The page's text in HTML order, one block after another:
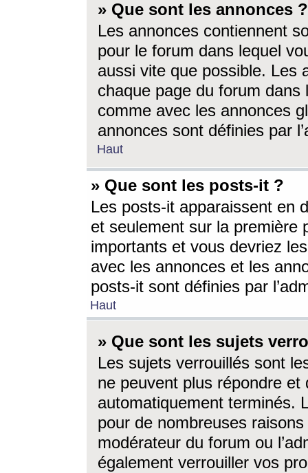
» Que sont les annonces ?
Les annonces contiennent
pour le forum dans lequel
aussi vite que possible. Les
chaque page du forum dans
comme avec les annonces
annonces sont définies par
Haut
» Que sont les posts-it ?
Les posts-it apparaissent en
et seulement sur la première
importants et vous devriez
avec les annonces et les
posts-it sont définies par
Haut
» Que sont les sujets
Les sujets verrouillés sont
ne peuvent plus répondre
automatiquement terminés.
pour de nombreuses
modérateur du forum ou
également verrouiller vos